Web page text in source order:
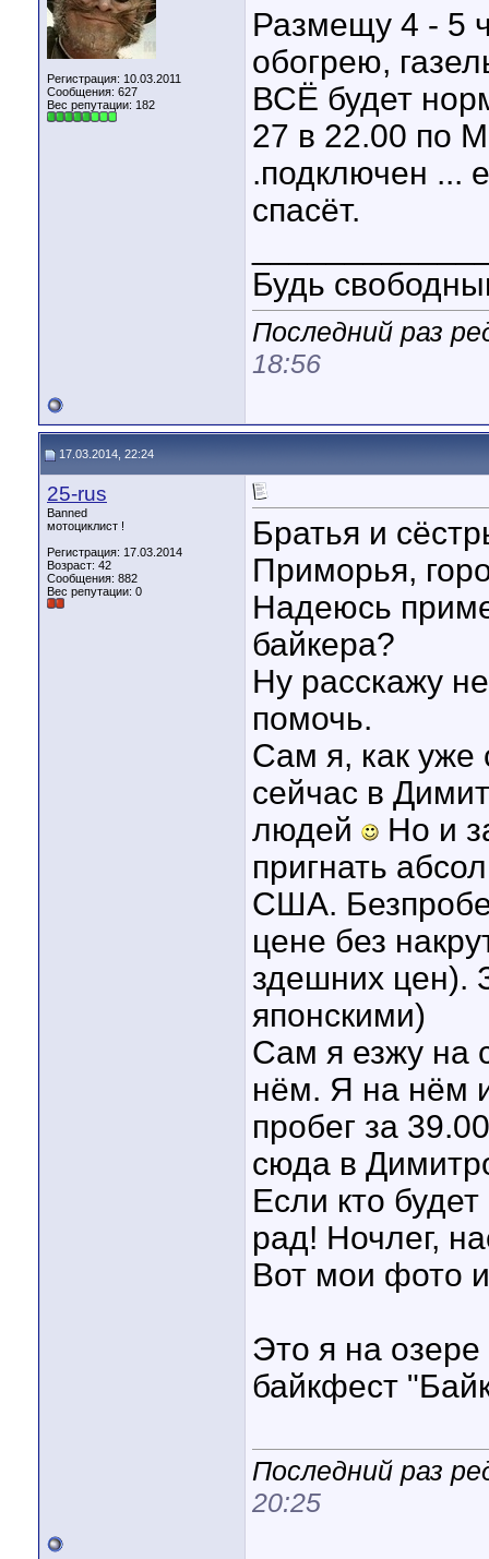
Регистрация: 10.03.2011
Сообщения: 627
Вес репутации: 182
Размещу 4 - 5
обогрею,
ВСЁ будет
27 в 22.00 по
.подключен ...
спасёт.
Будь
Последний раз
18:56
17.03.2014, 22:24
25-rus
Banned
мотоциклист !
Регистрация: 17.03.2014
Возраст: 42
Сообщения: 882
Вес репутации: 0
Братья и
Приморья,
Надеюсь
байкера?
Ну расскажу
помочь.
Сам я, как уже
сейчас в
людей
Но и
пригнать
США.
цене без
здешних цен).
японскими)
Сам я езжу на
нём. Я на нём
пробег за
сюда в
Если кто
рад! Ночлег,
Вот мои фото
Это я на
байкфест
Последний раз
20:25